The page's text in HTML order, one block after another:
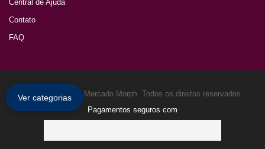
Central de Ajuda
Contato
FAQ
Copyright © 2026 Mercado Morph. Todos os direitos reservados.
Pagamentos seguros com
Ver categorias